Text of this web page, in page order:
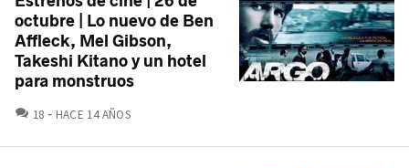
octubre | Lo nuevo de Ben
Affleck, Mel Gibson,
Takeshi Kitano y un hotel
para monstruos
18 COMENTARIOS
HACE 14 AÑOS